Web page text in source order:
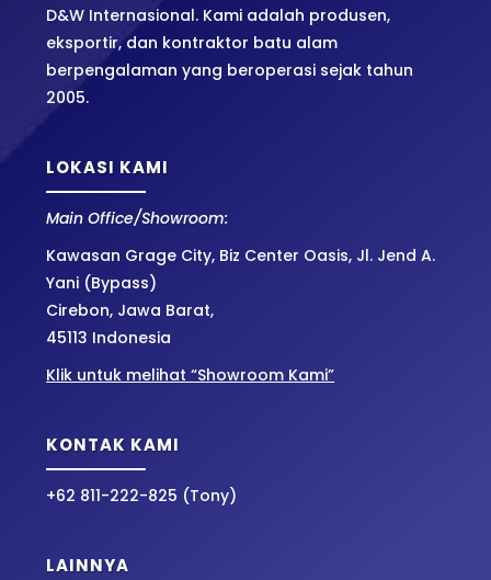
D&W Internasional. Kami adalah produsen,
eksportir, dan kontraktor batu alam
berpengalaman yang beroperasi sejak tahun
2005.
LOKASI KAMI
Main Office/Showroom:
Kawasan Grage City, Biz Center Oasis, Jl. Jend A.
Yani (Bypass)
Cirebon, Jawa Barat,
45113 Indonesia
Klik untuk melihat “Showroom Kami”
KONTAK KAMI
+62 811-222-825 (Tony)
LAINNYA